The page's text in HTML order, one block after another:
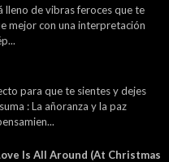
lleno de vibras feroces que te
mejor con una interpretación
para que te sientes y dejes
: La añoranza y la paz
Is All Around (At Christmas